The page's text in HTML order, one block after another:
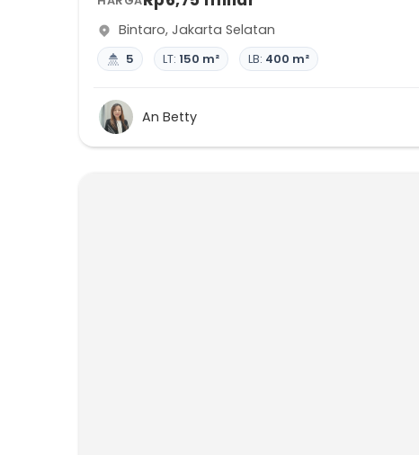
Bintaro, Jakarta Selatan
5 LT: 150 m² LB: 400 m²
An Betty